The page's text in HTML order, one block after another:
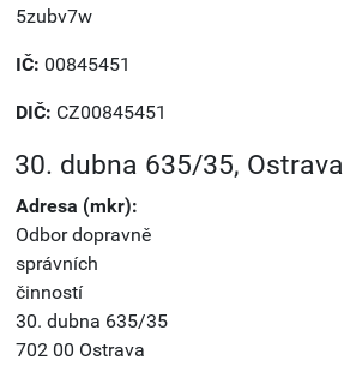
5zubv7w
IČ: 00845451
DIČ: CZ00845451
30. dubna 635/35, Ostrava
Adresa (mkr):
Odbor dopravně
správních
činností
30. dubna 635/35
702 00 Ostrava